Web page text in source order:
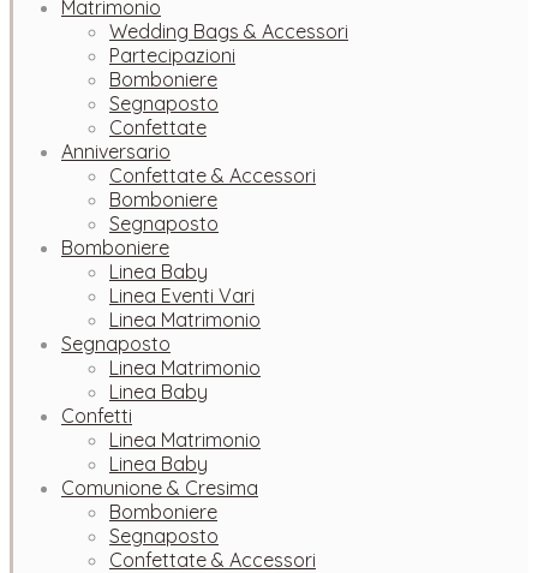
Matrimonio
Wedding Bags & Accessori
Partecipazioni
Bomboniere
Segnaposto
Confettate
Anniversario
Confettate & Accessori
Bomboniere
Segnaposto
Bomboniere
Linea Baby
Linea Eventi Vari
Linea Matrimonio
Segnaposto
Linea Matrimonio
Linea Baby
Confetti
Linea Matrimonio
Linea Baby
Comunione & Cresima
Bomboniere
Segnaposto
Confettate & Accessori